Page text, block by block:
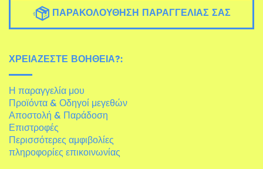
ΠΑΡΑΚΟΛΟΎΘΗΣΗ ΠΑΡΑΓΓΕΛΊΑΣ ΣΑΣ
ΧΡΕΙΆΖΕΣΤΕ ΒΟΉΘΕΙΑ?:
Η παραγγελία μου
Προϊόντα & Οδηγοί μεγεθών
Αποστολή & Παράδοση
Επιστροφές
Περισσότερες αμφιβολίες
πληροφορίες επικοινωνίας